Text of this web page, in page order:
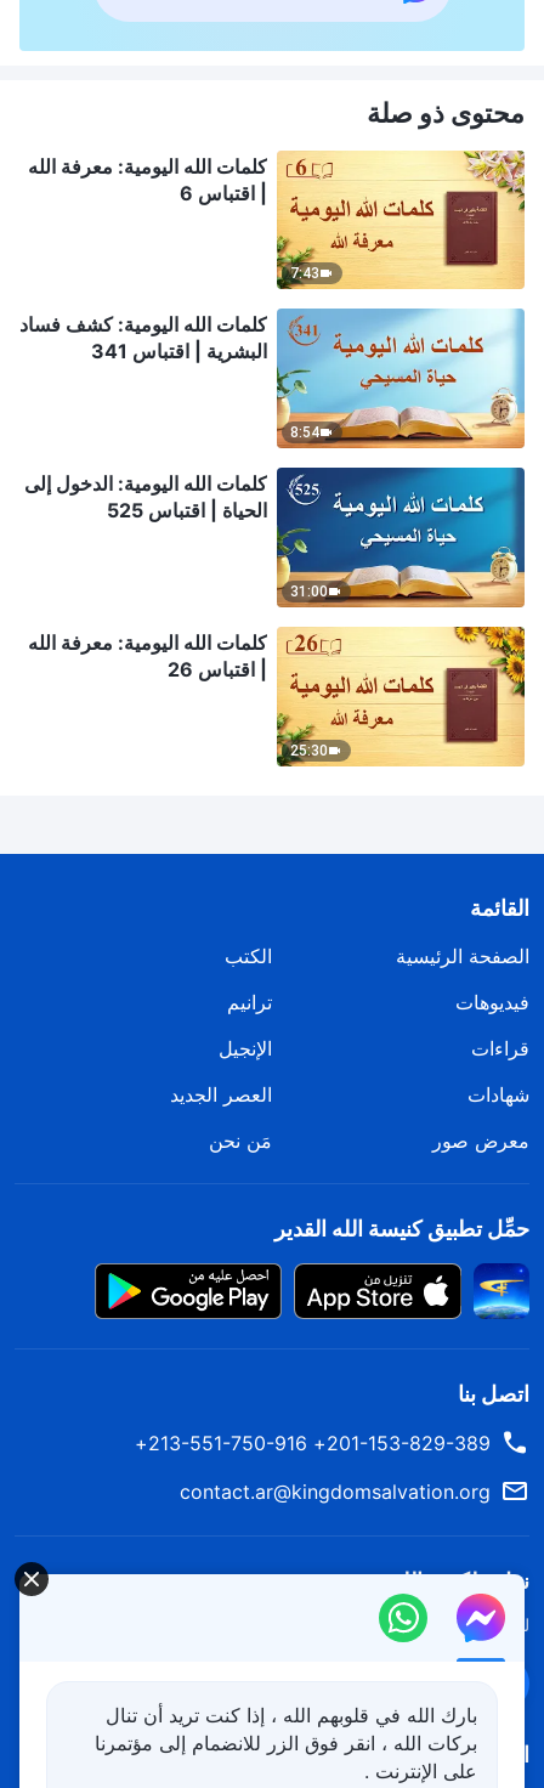
محتوى ذو صلة
7:43
كلمات الله اليومية: معرفة الله
| اقتباس 6
8:54
كلمات الله اليومية: كشف فساد
البشرية | اقتباس 341
31:00
كلمات الله اليومية: الدخول إلى
الحياة | اقتباس 525
25:30
كلمات الله اليومية: معرفة الله
| اقتباس 26
القائمة
الصفحة الرئيسية
الكتب
فيديوهات
ترانيم
قراءات
الإنجيل
شهادات
العصر الجديد
معرض صور
مَن نحن
حمِّل تطبيق كنيسة الله القدير
اتصل بنا
201-153-829-389+ 213-551-750-916+
contact.ar@kingdomsalvation.org
نزل ملكوت الله.
لقد نزلت المملكة بالفعل إلى الأرض! هل تريد دخوله؟
اتبعنا
بارك الله في قلوبهم الله ، إذا كنت تريد أن تنال
بركات الله ، انقر فوق الزر للانضمام إلى مؤتمرنا
على الإنترنت .